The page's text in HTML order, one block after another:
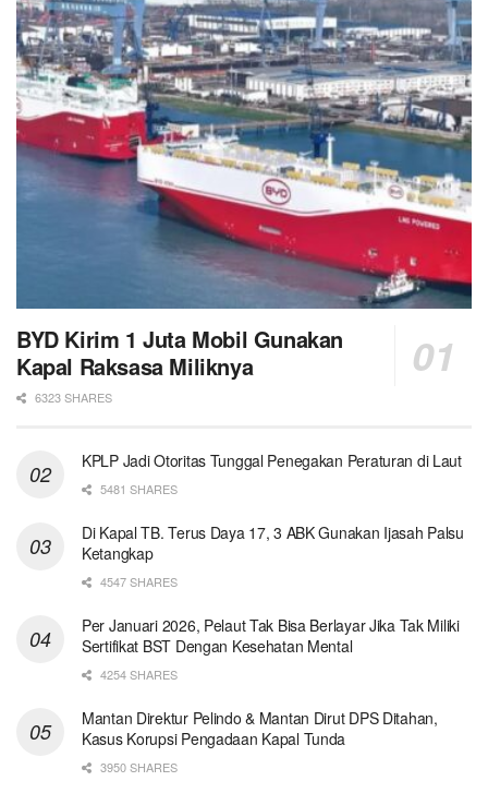
BYD Kirim 1 Juta Mobil Gunakan
Kapal Raksasa Miliknya
6323 SHARES
KPLP Jadi Otoritas Tunggal Penegakan Peraturan di Laut
5481 SHARES
Di Kapal TB. Terus Daya 17, 3 ABK Gunakan Ijasah Palsu
Ketangkap
4547 SHARES
Per Januari 2026, Pelaut Tak Bisa Berlayar Jika Tak Miliki
Sertifikat BST Dengan Kesehatan Mental
4254 SHARES
Mantan Direktur Pelindo & Mantan Dirut DPS Ditahan,
Kasus Korupsi Pengadaan Kapal Tunda
3950 SHARES